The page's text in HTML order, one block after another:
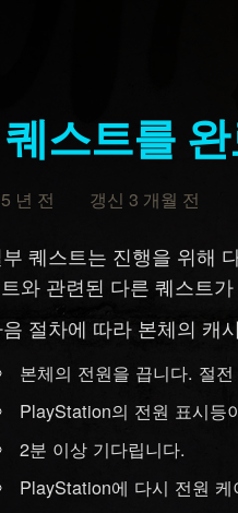
퀘스트를
5 년 전 갱신 3 개월 전
퀘스트는 진행을 위해
와 관련된 다른 퀘스트
절차에 따라 본체의 캐
본체의 전원을 끕니다. 절
PlayStation의 전원 표시등
2분 이상 기다립니다.
PlayStation에 다시 전원